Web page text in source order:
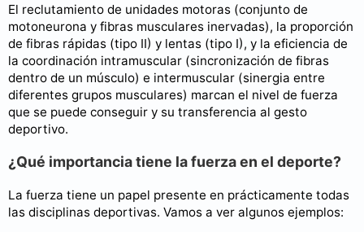
El reclutamiento de unidades motoras (conjunto de
motoneurona y fibras musculares inervadas), la proporción
de fibras rápidas (tipo II) y lentas (tipo I), y la eficiencia de
la coordinación intramuscular (sincronización de fibras
dentro de un músculo) e intermuscular (sinergia entre
diferentes grupos musculares) marcan el nivel de fuerza
que se puede conseguir y su transferencia al gesto
deportivo.
¿Qué importancia tiene la fuerza en el deporte?
La fuerza tiene un papel presente en prácticamente todas
las disciplinas deportivas. Vamos a ver algunos ejemplos: